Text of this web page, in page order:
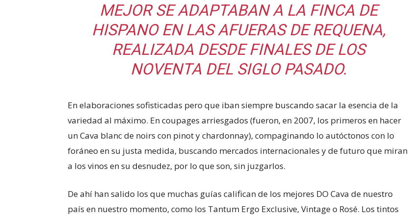
MEJOR SE ADAPTABAN A LA FINCA DE
HISPANO EN LAS AFUERAS DE REQUENA,
REALIZADA DESDE FINALES DE LOS
NOVENTA DEL SIGLO PASADO.
En elaboraciones sofisticadas pero que iban siempre buscando sacar la esencia de la
variedad al máximo. En coupages arriesgados (fueron, en 2007, los primeros en hacer
un Cava blanc de noirs con pinot y chardonnay), compaginando lo autóctonos con lo
foráneo en su justa medida, buscando mercados internacionales y de futuro que miran
a los vinos en su desnudez, por lo que son, sin juzgarlos.
De ahí han salido los que muchas guías califican de los mejores DO Cava de nuestro
país en nuestro momento, como los Tantum Ergo Exclusive, Vintage o Rosé. Los tintos